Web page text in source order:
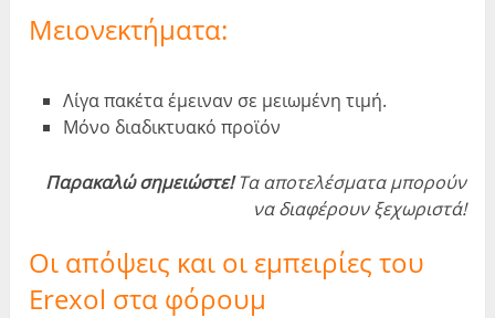
Μειονεκτήματα:
Λίγα πακέτα έμειναν σε μειωμένη τιμή.
Μόνο διαδικτυακό προϊόν
Παρακαλώ σημειώστε!Τα αποτελέσματα μπορούν
να διαφέρουν ξεχωριστά!
Οι απόψεις και οι εμπειρίες του
Erexol στα φόρουμ